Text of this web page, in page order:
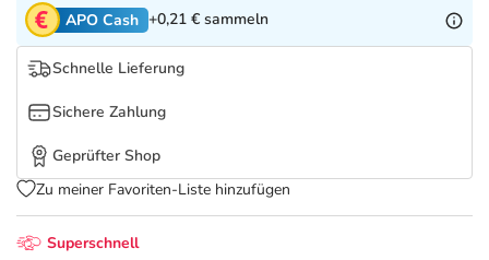
Superschnell
APO Cash +0,21 € sammeln
Schnelle Lieferung
Sichere Zahlung
Geprüfter Shop
Zu meiner Favoriten-Liste hinzufügen